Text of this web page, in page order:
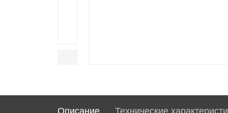
Описание Технические